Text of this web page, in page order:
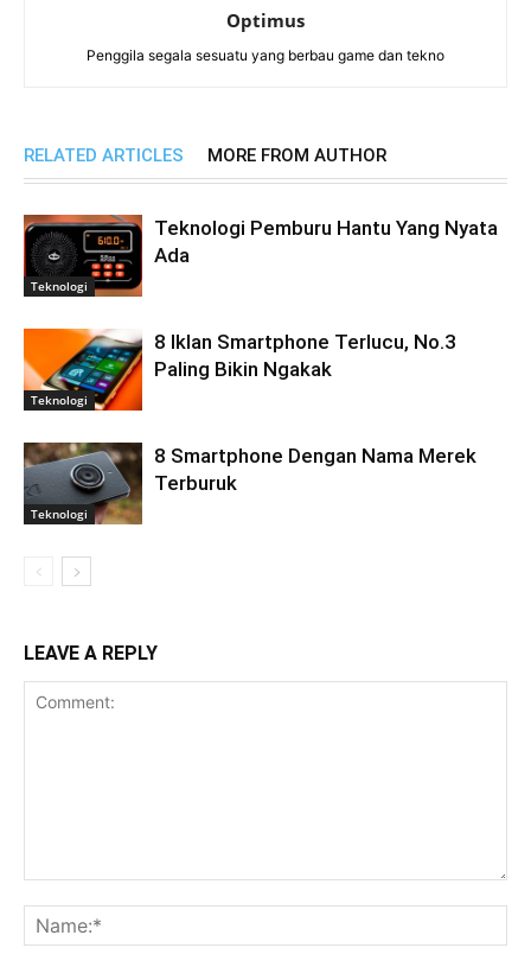
Optimus
Penggila segala sesuatu yang berbau game dan tekno
RELATED ARTICLES MORE FROM AUTHOR
Teknologi
Teknologi Pemburu Hantu Yang Nyata
Ada
Teknologi
8 Iklan Smartphone Terlucu, No.3
Paling Bikin Ngakak
Teknologi
8 Smartphone Dengan Nama Merek
Terburuk
LEAVE A REPLY